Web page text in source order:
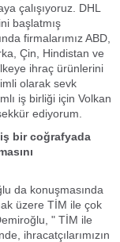
çalışıyoruz. DHL
başlatmış
firmalarımız ABD,
Çin, Hindistan ve
ihraç ürünlerini
olarak sevk
iş birliği için Volkan
ediyorum.
bir coğrafyada
da konuşmasında
üzere TİM ile çok
" TİM ile
ihracatçılarımızın